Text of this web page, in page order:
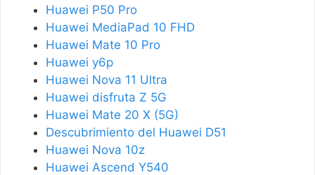
Huawei P50 Pro
Huawei MediaPad 10 FHD
Huawei Mate 10 Pro
Huawei y6p
Huawei Nova 11 Ultra
Huawei disfruta Z 5G
Huawei Mate 20 X (5G)
Descubrimiento del Huawei D51
Huawei Nova 10z
Huawei Ascend Y540